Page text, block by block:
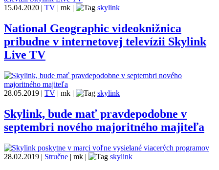
15.04.2020 | TV | mk | skylink
National Geographic videoknižnica
pribudne v internetovej televízii Skylink
Live TV
28.05.2019 | TV | mk | skylink
Skylink, bude mať pravdepodobne v
septembri nového majoritného majiteľa
28.02.2019 | Stručne | mk | skylink